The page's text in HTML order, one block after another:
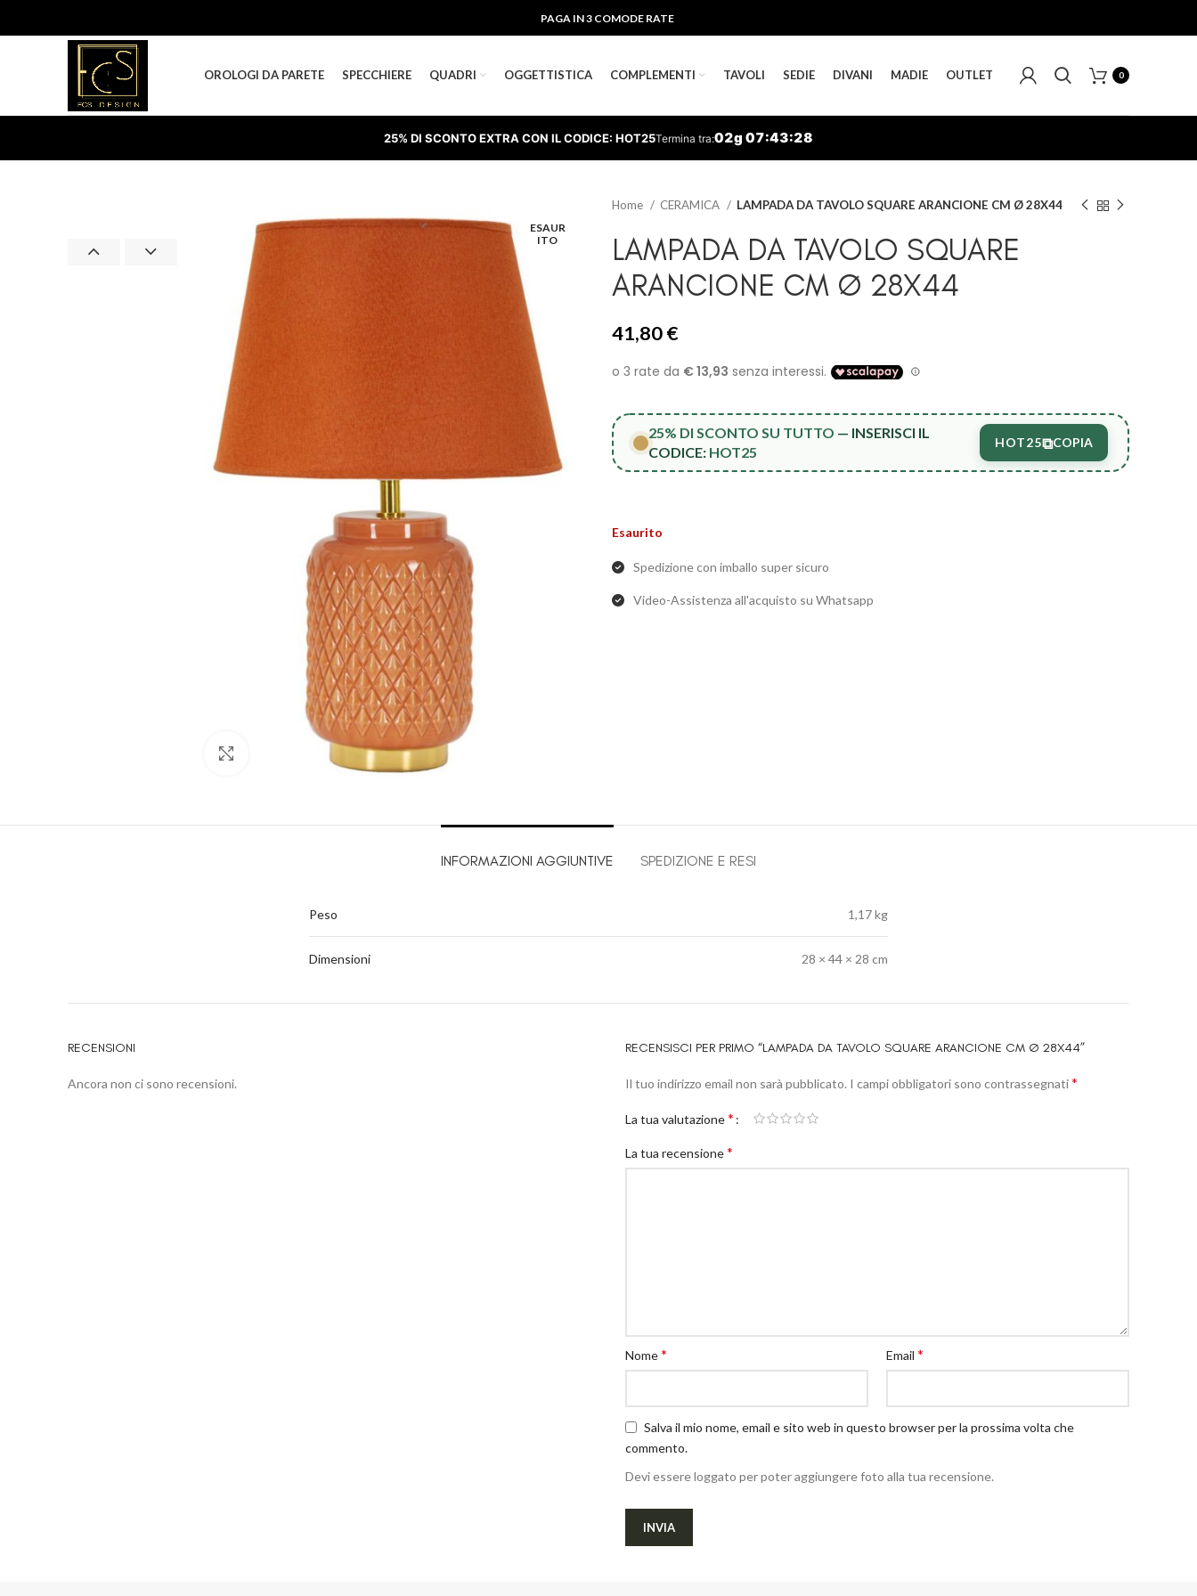
PAGA IN 3 COMODE RATE
OROLOGI DA PARETE SPECCHIERE QUADRI OGGETTISTICA COMPLEMENTI TAVOLI SEDIE DIVANI MADIE OUTLET 0
25% DI SCONTO EXTRA CON IL CODICE: HOT25Termina tra:02g 07:43:28
ESAUR
ITO
Clicca per ingrandire
Home CERAMICA LAMPADA DA TAVOLO SQUARE ARANCIONE CM Ø 28X44
LAMPADA DA TAVOLO SQUARE
ARANCIONE CM Ø 28X44
41,80€
25% DI SCONTO SU TUTTO — INSERISCI IL
CODICE: HOT25
HOT25⧉COPIA
Esaurito
Spedizione con imballo super sicuro
Video-Assistenza all'acquisto su Whatsapp
INFORMAZIONI AGGIUNTIVE SPEDIZIONE E RESI
Peso 1,17 kg
Dimensioni 28 × 44 × 28 cm
RECENSIONI
Ancora non ci sono recensioni.
RECENSISCI PER PRIMO “LAMPADA DA TAVOLO SQUARE ARANCIONE CM Ø 28X44”
Il tuo indirizzo email non sarà pubblicato. I campi obbligatori sono contrassegnati*
La tua valutazione*
La tua recensione*
Nome* Email *
Salva il mio nome, email e sito web in questo browser per la prossima volta che
commento.
Devi essere loggato per poter aggiungere foto alla tua recensione.